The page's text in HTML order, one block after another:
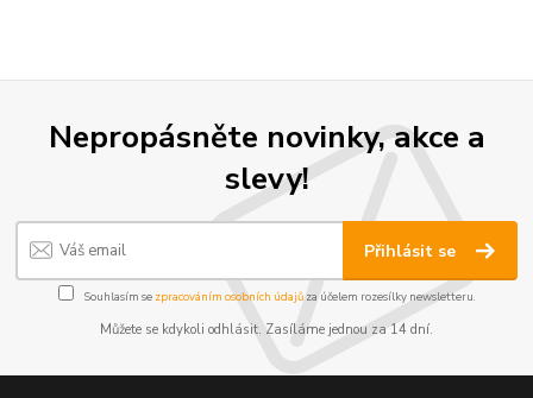
Nepropásněte novinky, akce a
slevy!
Přihlásit se
Souhlasím se zpracováním osobních údajůza účelem rozesílky newsletteru.
Můžete se kdykoli odhlásit. Zasíláme jednou za 14 dní.